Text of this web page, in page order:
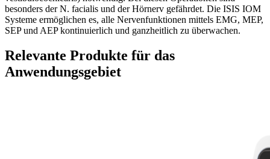
besonders der N. facialis und der Hörnerv gefährdet. Die ISIS IOM
Systeme ermöglichen es, alle Nervenfunktionen mittels EMG, MEP,
SEP und AEP kontinuierlich und ganzheitlich zu überwachen.
Relevante Produkte für das
Anwendungsgebiet